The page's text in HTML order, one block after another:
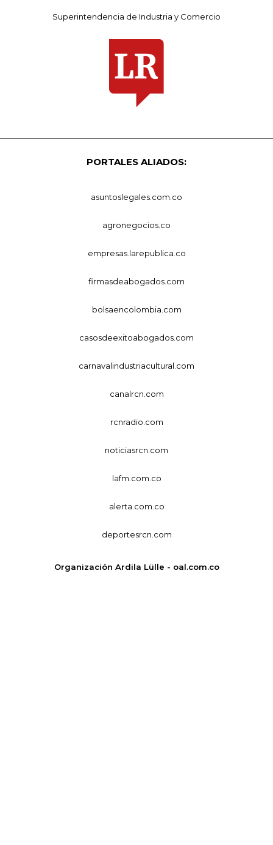
Superintendencia de Industria y Comercio
PORTALES ALIADOS:
asuntoslegales.com.co
agronegocios.co
empresas.larepublica.co
firmasdeabogados.com
bolsaencolombia.com
casosdeexitoabogados.com
carnavalindustriacultural.com
canalrcn.com
rcnradio.com
noticiasrcn.com
lafm.com.co
alerta.com.co
deportesrcn.com
Organización Ardila Lülle - oal.com.co